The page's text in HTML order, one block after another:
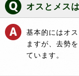
オスとメス
基本的にはオ
ますが、去勢
ています。